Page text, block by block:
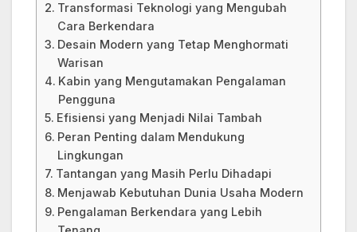
Transformasi Teknologi yang Mengubah
Cara Berkendara
Desain Modern yang Tetap Menghormati
Warisan
Kabin yang Mengutamakan Pengalaman
Pengguna
Efisiensi yang Menjadi Nilai Tambah
Peran Penting dalam Mendukung
Lingkungan
Tantangan yang Masih Perlu Dihadapi
Menjawab Kebutuhan Dunia Usaha Modern
Pengalaman Berkendara yang Lebih